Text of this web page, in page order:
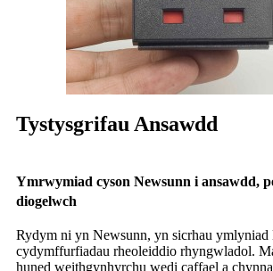
Tystysgrifau Ansawdd
Ymrwymiad cyson Newsunn i ansawdd,
diogelwch
Rydym ni yn Newsunn, yn sicrhau ymlyniad
cydymffurfiadau rheoleiddio rhyngwladol.
huned weithgynhyrchu wedi caffael a